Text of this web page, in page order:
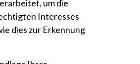
um die
Interesses
dies zur Erkennung